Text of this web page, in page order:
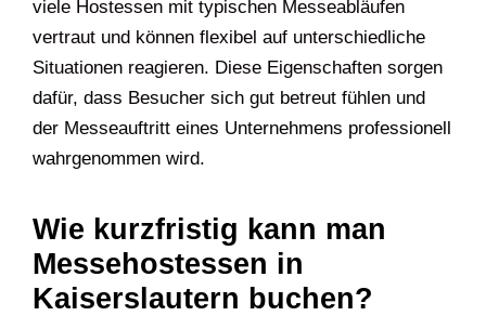
viele Hostessen mit typischen Messeabläufen
vertraut und können flexibel auf unterschiedliche
Situationen reagieren. Diese Eigenschaften sorgen
dafür, dass Besucher sich gut betreut fühlen und
der Messeauftritt eines Unternehmens professionell
wahrgenommen wird.
Wie kurzfristig kann man
Messehostessen in
Kaiserslautern buchen?